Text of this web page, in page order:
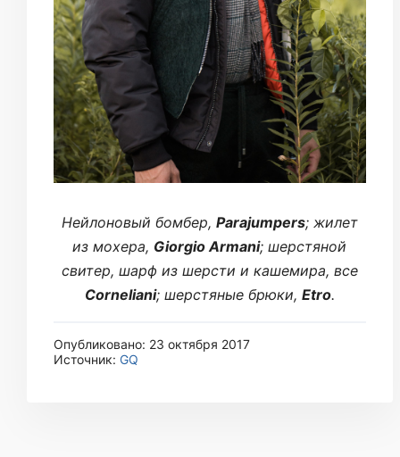
Нейлоновый бомбер, Parajumpers; жилет
из мохера, Giorgio Armani; шерстяной
свитер, шарф из шерсти и кашемира, все
Corneliani; шерстяные брюки, Etro.
Опубликовано: 23 октября 2017
Источник: GQ